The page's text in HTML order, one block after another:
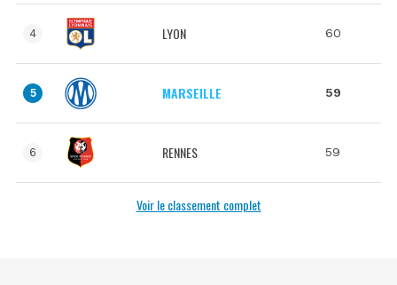
4 LYON 60
5 MARSEILLE 59
6 RENNES 59
Voir le classement complet